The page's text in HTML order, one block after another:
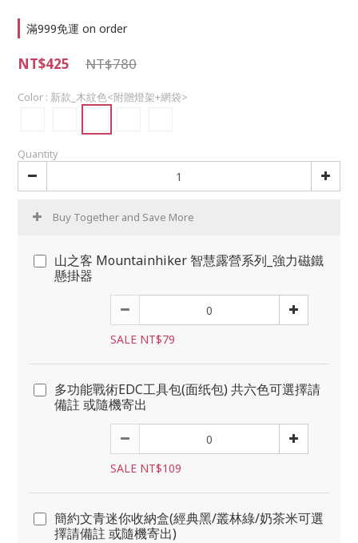
滿999免運 on order
NT$780
NT$425
Color : 新款_木紋色<附贈燈架+網袋>
Quantity
Buy Together and Save More
山之客 Mountainhiker 智慧露營系列_強力磁鐵
懸掛器
SALE NT$79
多功能戰術EDC工具包(面纸包) 共六色可選擇請
備註 或隨機寄出
SALE NT$109
簡約文青迷你收納盒(經典黑/叢林綠/奶茶米可選
擇請備註 或隨機寄出)